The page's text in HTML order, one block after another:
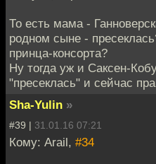
То есть мама -
родном сыне -
принца-консорта?
Ну тогда уж и Саксен-
"пресеклась" и сейчас
Sha-Yulin »
#39 | 31.01.16 07:21
Кому: Arail, #34